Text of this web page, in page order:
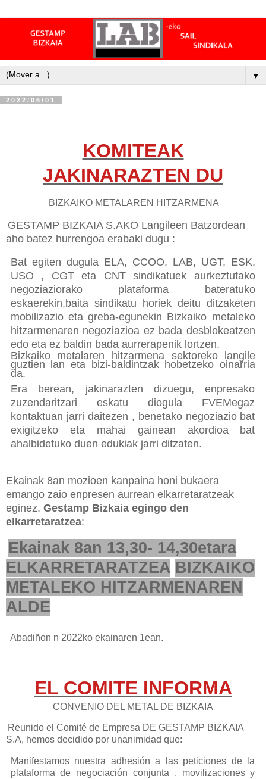
▼
2022/06/01
KOMITEAK
JAKINARAZTEN DU
BIZKAIKO METALAREN HITZARMENA
GESTAMP BIZKAIA S.AKO Langileen Batzordean
aho batez hurrengoa erabaki dugu :
Bat egiten dugula ELA, CCOO, LAB, UGT, ESK,
USO , CGT eta CNT sindikatuek aurkeztutako
negoziaziorako plataforma bateratuko
eskaerekin,baita sindikatu horiek deitu ditzaketen
mobilizazio eta greba-egunekin Bizkaiko metaleko
hitzarmenaren negoziazioa ez bada desblokeatzen
edo eta ez baldin bada aurrerapenik lortzen.
Bizkaiko metalaren hitzarmena sektoreko langile
guztien lan eta bizi-baldintzak hobetzeko oinarria
da.
Era berean, jakinarazten dizuegu, enpresako
zuzendaritzari eskatu diogula FVEMegaz
kontaktuan jarri daitezen , benetako negoziazio bat
exigitzeko eta mahai gainean akordioa bat
ahalbidetuko duen edukiak jarri ditzaten.
Ekainak 8an mozioen kanpaina honi bukaera
emango zaio enpresen aurrean elkarretaratzeak
eginez. Gestamp Bizkaia egingo den
elkarretaratzea:
Ekainak 8an 13,30- 14,30etara
ELKARRETARATZEA BIZKAIKO
METALEKO HITZARMENAREN
ALDE
Abadiñon n 2022ko ekainaren 1ean.
EL COMITE INFORMA
CONVENIO DEL METAL DE BIZKAIA
Reunido el Comité de Empresa DE GESTAMP BIZKAIA
S.A, hemos decidido por unanimidad que:
Manifestamos nuestra adhesión a las peticiones de la
plataforma de negociación conjunta , movilizaciones y